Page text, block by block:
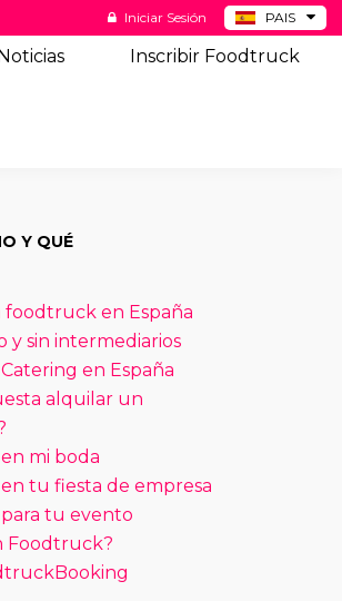
PAIS
Iniciar Sesión
Inscribir Foodtruck
Y QUÉ
en España
y sin intermediarios
en España
alquilar un
mi boda
tu fiesta de empresa
tu evento
Foodtruck?